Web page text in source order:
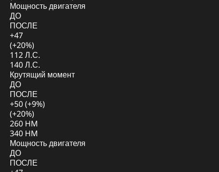
Мощность двигателя
ДО
ПОСЛЕ
+47
(+20%)
112 Л.С.
140 Л.С.
Крутящий момент
ДО
ПОСЛЕ
+50 (+9%)
(+20%)
260 HM
340 HM
Мощность двигателя
ДО
ПОСЛЕ